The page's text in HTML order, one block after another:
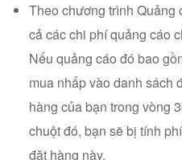
Theo chương trình Quảng
cả các chi phí quảng cáo
Nếu quảng cáo đó bao
mua nhấp vào danh sách
hàng của bạn trong vòng
chuột đó, bạn sẽ bị tính
đặt hàng này.